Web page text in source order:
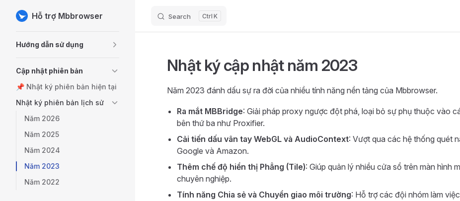
Skip to content
Hỗ trợ Mbbrowser Search K
Hướng dẫn sử dụng
Cập nhật phiên bản
📌 Nhật ký phiên bản hiện tại
Nhật ký phiên bản lịch sử
Năm 2026
Năm 2025
Năm 2024
Năm 2023
Năm 2022
Nhật ký cập nhật năm 2023
Năm 2023 đánh dấu sự ra đời của nhiều tính năng nền tảng của Mbbrowser.
Ra mắt MBBridge: Giải pháp proxy ngược đột phá, loại bỏ sự phụ thuộc vào
bên thứ ba như Proxifier.
Cải tiến dấu vân tay WebGL và AudioContext: Vượt qua các hệ thống quét
Google và Amazon.
Thêm chế độ hiển thị Phẳng (Tile): Giúp quản lý nhiều cửa sổ trên màn hình
chuyên nghiệp.
Tính năng Chia sẻ và Chuyển giao môi trường: Hỗ trợ các đội nhóm làm